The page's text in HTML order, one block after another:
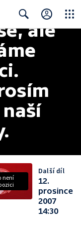
Searchale
naší
není
Další díl
12.
prosince
2007
14:30